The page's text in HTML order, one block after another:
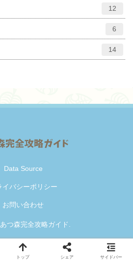
12
6
14
Data Source
イバシーポリシー
お問い合わせ
つ森完全攻略ガイド.
トップ シェア サイドバー